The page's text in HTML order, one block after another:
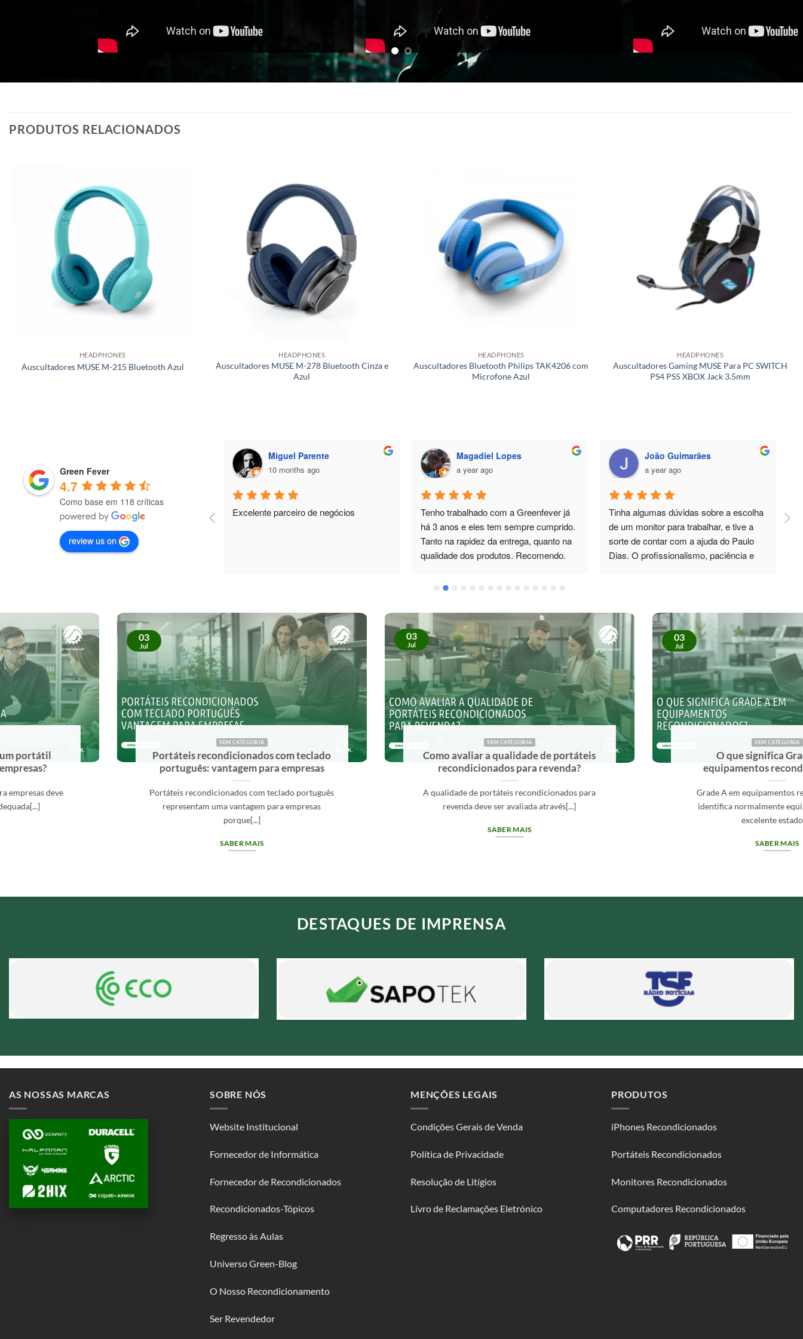
PRODUTOS RELACIONADOS
HEADPHONES
Auscultadores MUSE M-215 Bluetooth Azul
HEADPHONES
Auscultadores MUSE M-278 Bluetooth Cinza e
Azul
HEADPHONES
Auscultadores Bluetooth Philips TAK4206 com
Microfone Azul
HEADPHONES
Auscultadores Gaming MUSE Para PC SWITCH
PS4 PS5 XBOX Jack 3.5mm
Green Fever
4.7
Como base em 118 críticas
review us on
9 months ago
Miguel Parente
10 months ago
Excelente parceiro de negócios
Magadiel Lopes
a year ago
Tenho trabalhado com a Greenfever já
há 3 anos e eles tem sempre cumprido.
Tanto na rapidez da entrega, quanto na
qualidade dos produtos. Recomendo.
João Guimarães
a year ago
Tinha algumas dúvidas sobre a escolha
de um monitor para trabalhar, e tive a
sorte de contar com a ajuda do Paulo
Dias. O profissionalismo, paciência e
monitor de excelente qualidade, que
superou as minhas expectativas. No
futuro, sei exatamente a quem recorrer.
Recomendo vivamente!
SEM CATEGORIA
Portáteis recondicionados com teclado
português: vantagem para empresas
Portáteis recondicionados com teclado português
representam uma vantagem para empresas
Jul
SEM CATEGORIA
Como avaliar a qualidade de portáteis
recondicionados para revenda?
A qualidade de portáteis recondicionados para
revenda deve ser avaliada através[...]
03
Jul
SEM CATEGORIA
O que significa Grade A em
equipamentos recondicionados?
Grade A em equipamentos recondicionados
identifica normalmente equipamentos com
03
Jul
DESTAQUES DE IMPRENSA
AS NOSSAS MARCAS SOBRE NÓS
Website Institucional
Fornecedor de Informática
Fornecedor de Recondicionados
Recondicionados-Tópicos
Regresso às Aulas
Universo Green-Blog
O Nosso Recondicionamento
Ser Revendedor
MENÇÕES LEGAIS
Condições Gerais de Venda
Política de Privacidade
Resolução de Litígios
Livro de Reclamações Eletrónico
PRODUTOS
iPhones Recondicionados
Portáteis Recondicionados
Monitores Recondicionados
Computadores Recondicionados